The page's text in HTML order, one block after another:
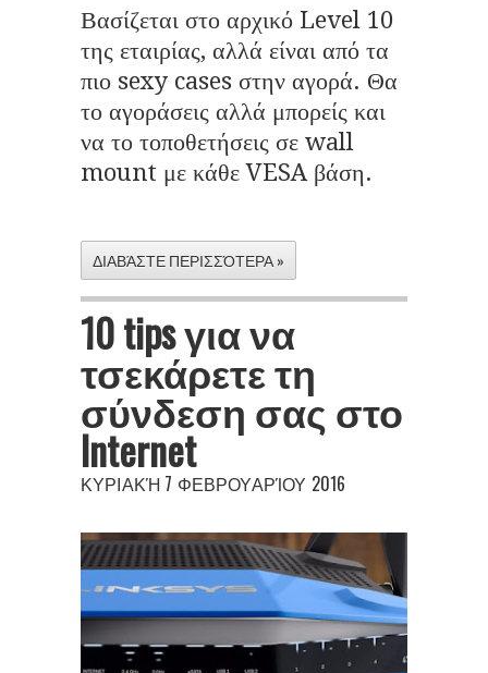
Βασίζεται στο αρχικό Level 10
της εταιρίας, αλλά είναι από τα
πιο sexy cases στην αγορά. Θα
το αγοράσεις αλλά μπορείς και
να το τοποθετήσεις σε wall
mount με κάθε VESA βάση.
ΔΙΑΒΆΣΤΕ ΠΕΡΙΣΣΌΤΕΡΑ »
10 tips για να
τσεκάρετε τη
σύνδεση σας στο
Internet
ΚΥΡΙΑΚΉ 7 ΦΕΒΡΟΥΑΡΊΟΥ 2016